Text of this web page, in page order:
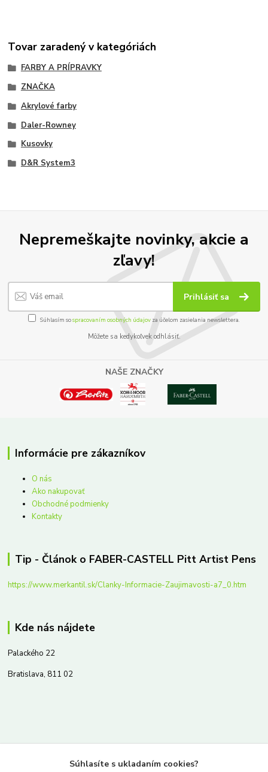
Tovar zaradený v kategóriách
FARBY A PRÍPRAVKY
ZNAČKA
Akrylové farby
Daler-Rowney
Kusovky
D&R System3
Nepremeškajte novinky, akcie a
zľavy!
Prihlásiť sa
Súhlasím sospracovaním osobných údajov za účelom zasielania newslettera.
Môžete sa kedykoľvek odhlásiť.
NAŠE ZNAČKY
Informácie pre zákazníkov
O nás
Ako nakupovať
Obchodné podmienky
Kontakty
Tip - Článok o FABER-CASTELL Pitt Artist Pens
https://www.merkantil.sk/Clanky-Informacie-Zaujimavosti-a7_0.htm
Kde nás nájdete
Palackého 22
Bratislava, 811 02
Súhlasíte s ukladaním cookies?